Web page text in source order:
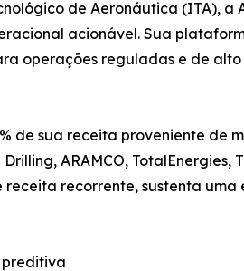
de Aeronáutica (ITA), a
acionável. Sua
operações reguladas e de
de sua receita proveniente de
ARAMCO, TotalEnergies,
recorrente, sustenta